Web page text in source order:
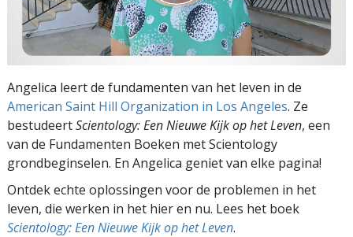
Angelica leert de fundamenten van het leven in de
American Saint Hill Organization in Los Angeles. Ze
bestudeertScientology: Een Nieuwe Kijk op het Leven, een
van de Fundamenten Boeken met Scientology
grondbeginselen. En Angelica geniet van elke pagina!
Ontdek echte oplossingen voor de problemen in het
leven, die werken in het hier en nu. Lees het boek
Scientology: Een Nieuwe Kijk op het Leven.